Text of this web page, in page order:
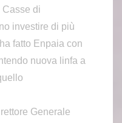
Casse di
investire di più
fatto Enpaia con
nuova linfa a
Generale